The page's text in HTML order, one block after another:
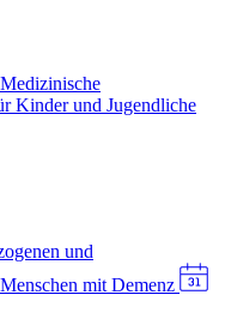
Kinder und Jugendliche
und
mit Demenz